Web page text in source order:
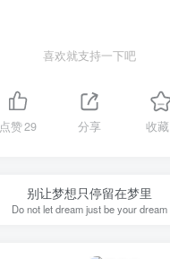
喜欢就支持一下吧
点赞29 分享 收藏
别让梦想只停留在梦里
Do not let dream just be your dream